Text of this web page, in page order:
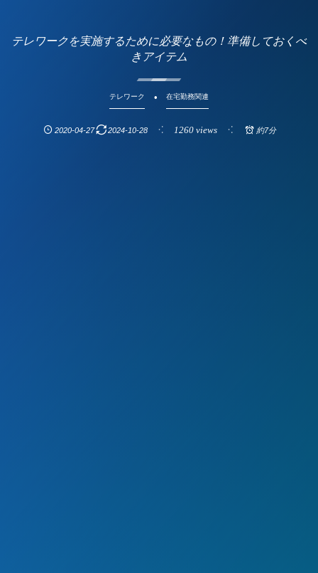
テレワークを実施するために必要なもの！準備しておくべ
きアイテム
テレワーク 在宅勤務関連
2020-04-27 2024-10-28 1260 views 約7分